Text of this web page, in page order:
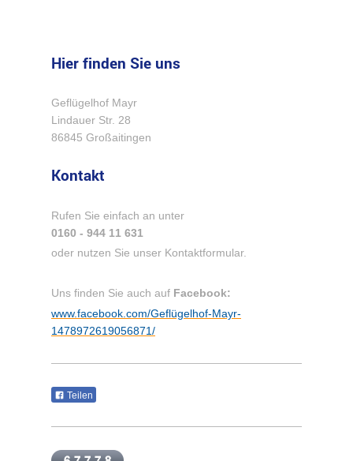
Hier finden Sie uns
Geflügelhof Mayr
Lindauer Str. 28
86845 Großaitingen
Kontakt
Rufen Sie einfach an unter
0160 - 944 11 631
oder nutzen Sie unser Kontaktformular.
Uns finden Sie auch auf Facebook:
www.facebook.com/Geflügelhof-Mayr-
1478972619056871/
Teilen